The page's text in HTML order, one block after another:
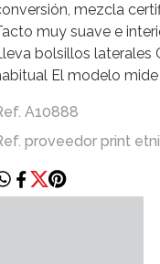
mezcla
muy suave e
bolsillos laterales
El modelo
A10888
proveedor print